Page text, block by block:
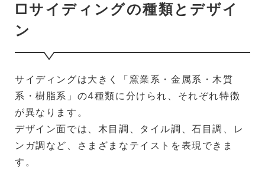
□サイディングの種類とデザイ
ン
サイディングは大きく「窯業系・金属系・木質
系・樹脂系」の4種類に分けられ、それぞれ特徴
が異なります。
デザイン面では、木目調、タイル調、石目調、レ
ンガ調など、さまざまなテイストを表現できま
す。